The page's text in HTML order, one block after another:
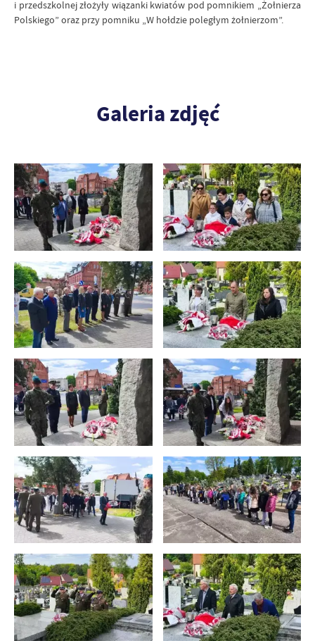
i przedszkolnej złożyły wiązanki kwiatów pod pomnikiem „Żołnierza
Polskiego” oraz przy pomniku „W hołdzie poległym żołnierzom”.
Galeria zdjęć